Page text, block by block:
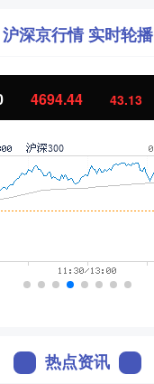
沪深京行情 实时轮播
1134.24 11.37
热点资讯